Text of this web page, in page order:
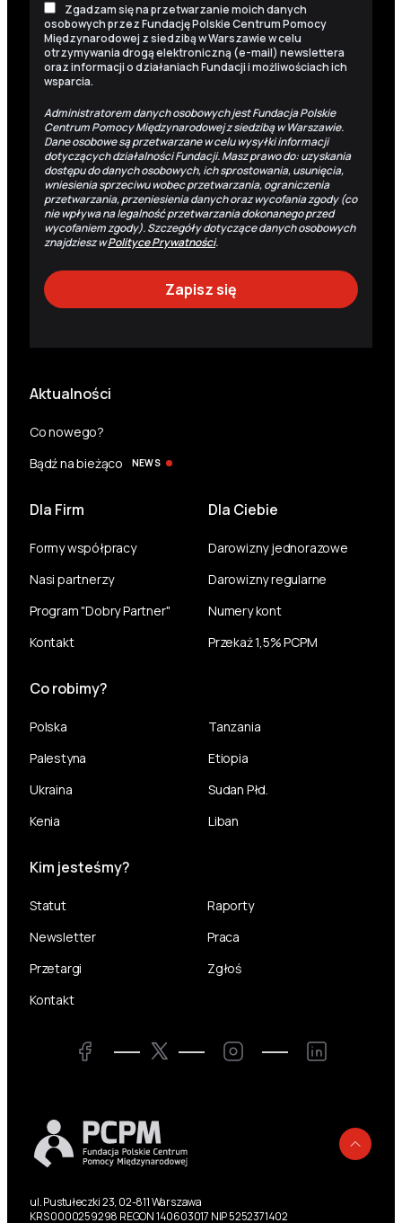
Zgadzam się na przetwarzanie moich danych
osobowych przez Fundację Polskie Centrum Pomocy
Międzynarodowej z siedzibą w Warszawie w celu
otrzymywania drogą elektroniczną (e-mail) newslettera
oraz informacji o działaniach Fundacji i możliwościach ich
wsparcia.
Administratorem danych osobowych jest Fundacja Polskie
Centrum Pomocy Międzynarodowej z siedzibą w Warszawie.
Dane osobowe są przetwarzane w celu wysyłki informacji
dotyczących działalności Fundacji. Masz prawo do: uzyskania
dostępu do danych osobowych, ich sprostowania, usunięcia,
wniesienia sprzeciwu wobec przetwarzania, ograniczenia
przetwarzania, przeniesienia danych oraz wycofania zgody (co
nie wpływa na legalność przetwarzania dokonanego przed
wycofaniem zgody). Szczegóły dotyczące danych osobowych
znajdziesz wPolityce Prywatności.
Aktualności
Co nowego?
Bądź na bieżąco
NEWS
Dla Firm
Formy współpracy
Nasi partnerzy
Program "Dobry Partner"
Kontakt
Dla Ciebie
Darowizny jednorazowe
Darowizny regularne
Numery kont
Przekaż 1,5% PCPM
Co robimy?
Polska
Palestyna
Ukraina
Kenia
Tanzania
Etiopia
Sudan Płd.
Liban
Kim jesteśmy?
Statut
Raporty
Newsletter
Praca
Przetargi
Zgłoś
Kontakt
Facebook Twitter Instagram LinkedIn
ul. Pustułeczki 23, 02-811 Warszawa
KRS 0000259298 REGON 140603017 NIP 5252371402